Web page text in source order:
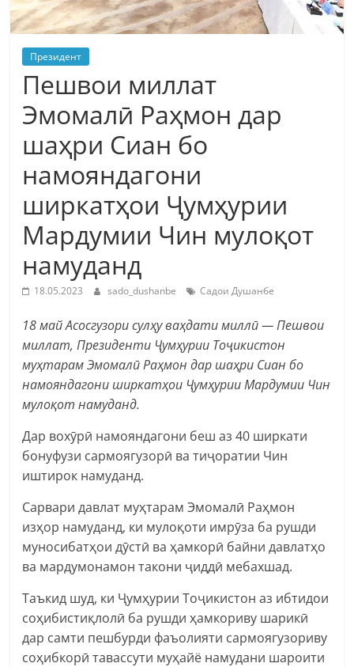
Президент
Пешвои миллат
Эмомалӣ Раҳмон дар
шаҳри Сиан бо
намояндагони
ширкатҳои Ҷумҳурии
Мардумии Чин мулоқот
намуданд
18.05.2023 sado_dushanbe Садои Душанбе
18 май Асосгузори сулҳу ваҳдати миллӣ — Пешвои
миллат, Президенти Ҷумҳурии Тоҷикистон
муҳтарам Эмомалӣ Раҳмон дар шаҳри Сиан бо
намояндагони ширкатҳои Ҷумҳурии Мардумии Чин
мулоқот намуданд.
Дар вохӯрӣ намояндагони беш аз 40 ширкати
бонуфузи сармоягузорӣ ва тиҷоратии Чин
иштирок намуданд.
Сарвари давлат муҳтарам Эмомалӣ Раҳмон
изҳор намуданд, ки мулоқоти имрӯза ба рушди
муносибатҳои дӯстӣ ва ҳамкорӣ байни давлатҳо
ва мардумонамон такони ҷиддӣ мебахшад.
Таъкид шуд, ки Ҷумҳурии Тоҷикистон аз ибтидои
соҳибистиқлолӣ ба рушди ҳамкориву шарикӣ
дар самти пешбурди фаъолияти сармоягузориву
соҳибкорӣ тавассути муҳайё намудани шароити